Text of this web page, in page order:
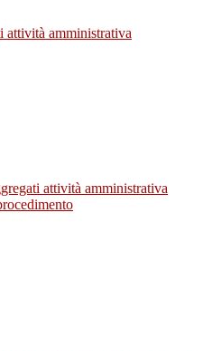
attività amministrativa
attività amministrativa